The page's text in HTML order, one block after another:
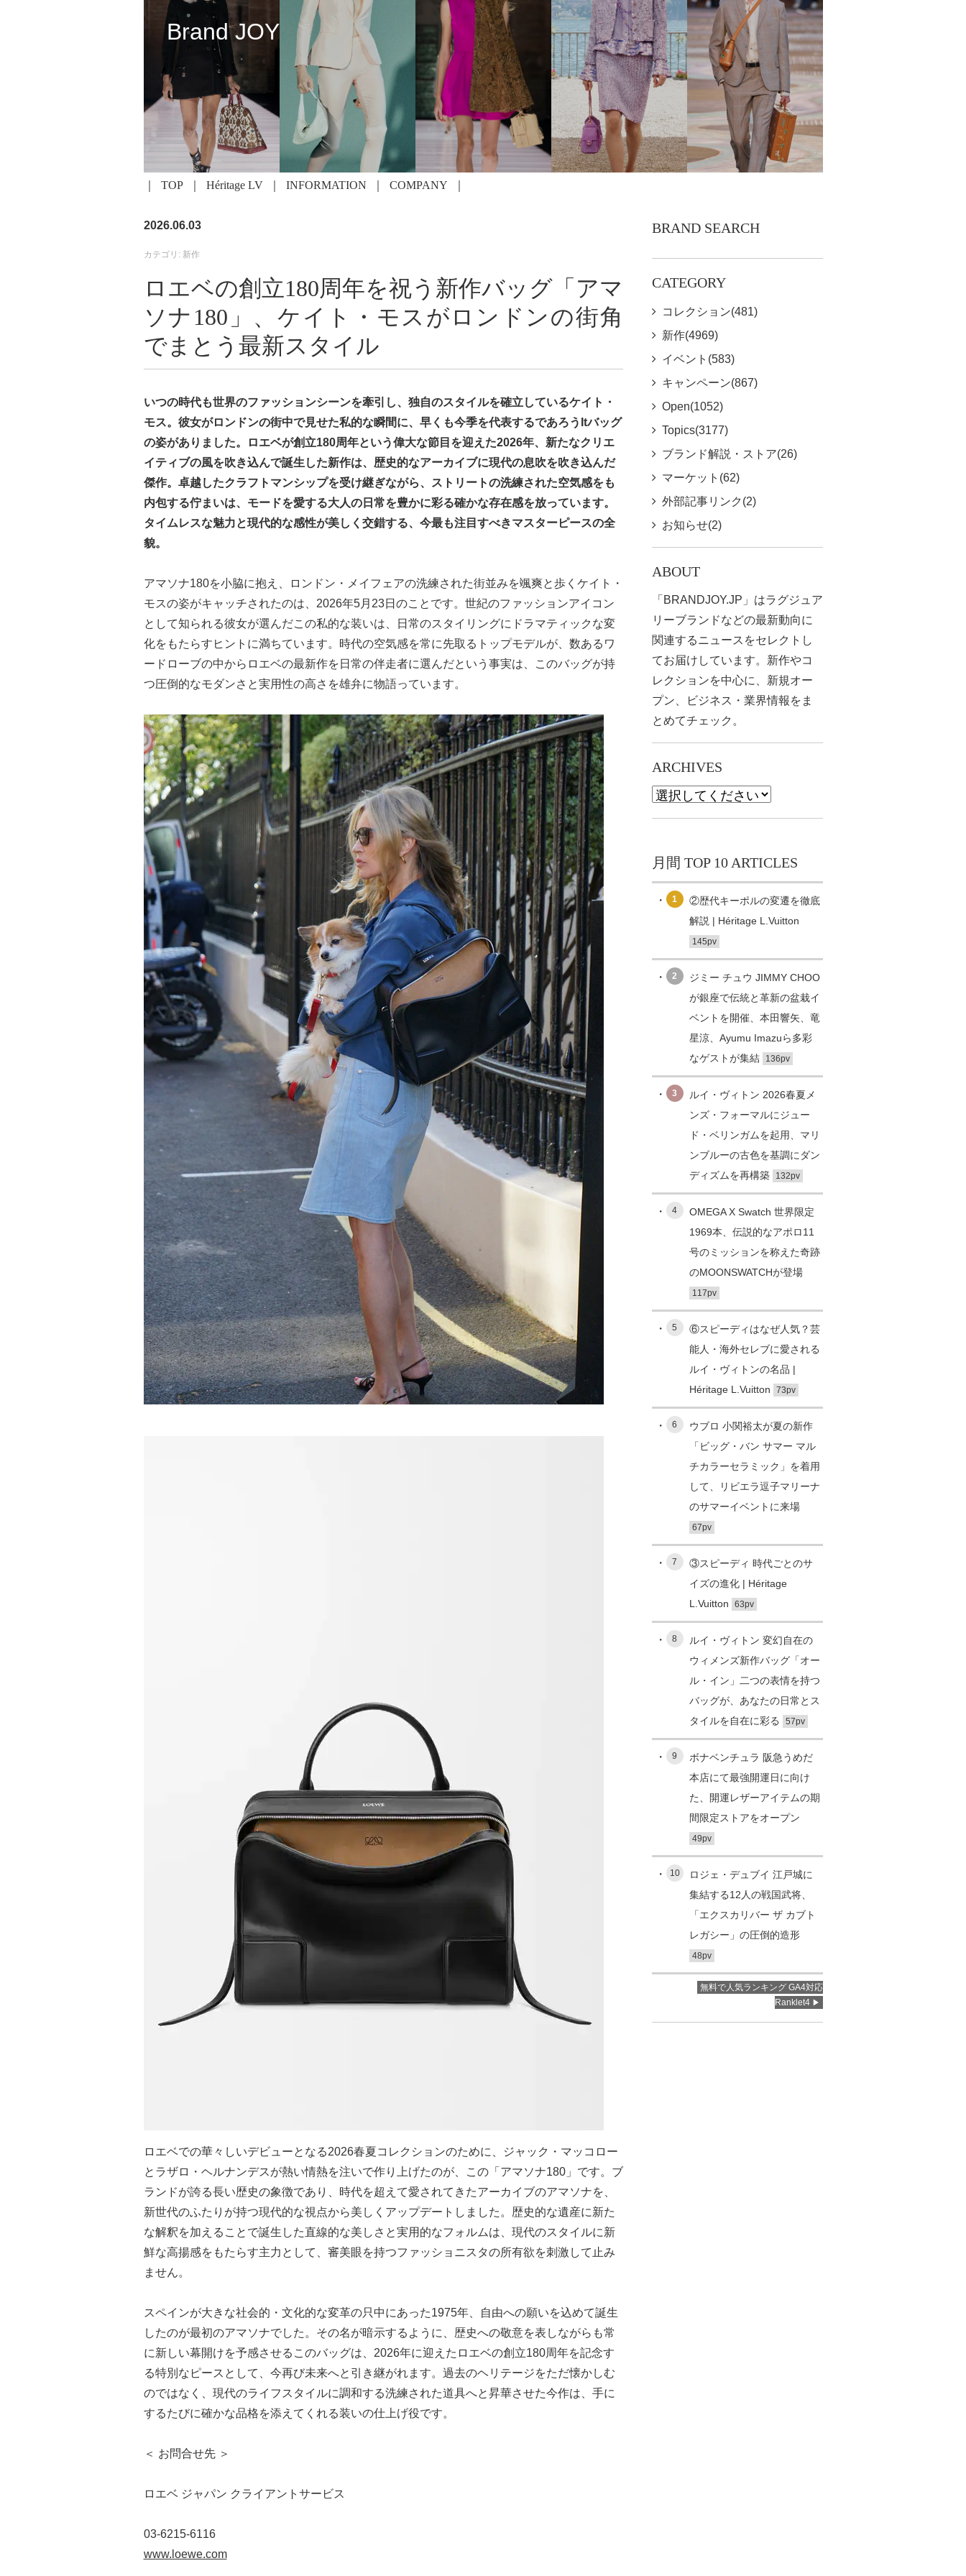
Brand JOY
TOP Héritage LV INFORMATION COMPANY
2026.06.03
カテゴリ: 新作
ロエベの創立180周年を祝う新作バッグ「アマ
ソナ180」、ケイト・モスがロンドンの街角
でまとう最新スタイル
いつの時代も世界のファッションシーンを牽引し、独自のスタイルを確立しているケイト・
モス。彼女がロンドンの街中で見せた私的な瞬間に、早くも今季を代表するであろうItバッグ
の姿がありました。ロエベが創立180周年という偉大な節目を迎えた2026年、新たなクリエ
イティブの風を吹き込んで誕生した新作は、歴史的なアーカイブに現代の息吹を吹き込んだ
傑作。卓越したクラフトマンシップを受け継ぎながら、ストリートの洗練された空気感をも
内包する佇まいは、モードを愛する大人の日常を豊かに彩る確かな存在感を放っています。
タイムレスな魅力と現代的な感性が美しく交錯する、今最も注目すべきマスターピースの全
貌。
アマソナ180を小脇に抱え、ロンドン・メイフェアの洗練された街並みを颯爽と歩くケイト・
モスの姿がキャッチされたのは、2026年5月23日のことです。世紀のファッションアイコン
として知られる彼女が選んだこの私的な装いは、日常のスタイリングにドラマティックな変
化をもたらすヒントに満ちています。時代の空気感を常に先取るトップモデルが、数あるワ
ードローブの中からロエベの最新作を日常の伴走者に選んだという事実は、このバッグが持
つ圧倒的なモダンさと実用性の高さを雄弁に物語っています。
ロエベでの華々しいデビューとなる2026春夏コレクションのために、ジャック・マッコロー
とラザロ・ヘルナンデスが熱い情熱を注いで作り上げたのが、この「アマソナ180」です。ブ
ランドが誇る長い歴史の象徴であり、時代を超えて愛されてきたアーカイブのアマソナを、
新世代のふたりが持つ現代的な視点から美しくアップデートしました。歴史的な遺産に新た
な解釈を加えることで誕生した直線的な美しさと実用的なフォルムは、現代のスタイルに新
鮮な高揚感をもたらす主力として、審美眼を持つファッショニスタの所有欲を刺激して止み
ません。
スペインが大きな社会的・文化的な変革の只中にあった1975年、自由への願いを込めて誕生
したのが最初のアマソナでした。その名が暗示するように、歴史への敬意を表しながらも常
に新しい幕開けを予感させるこのバッグは、2026年に迎えたロエベの創立180周年を記念す
る特別なピースとして、今再び未来へと引き継がれます。過去のヘリテージをただ懐かしむ
のではなく、現代のライフスタイルに調和する洗練された道具へと昇華させた今作は、手に
するたびに確かな品格を添えてくれる装いの仕上げ役です。
＜ お問合せ先 ＞
ロエベ ジャパン クライアントサービス
03-6215-6116
www.loewe.com
BRAND SEARCH
CATEGORY
コレクション(481)
新作(4969)
イベント(583)
キャンペーン(867)
Open(1052)
Topics(3177)
ブランド解説・ストア(26)
マーケット(62)
外部記事リンク(2)
お知らせ(2)
ABOUT
「BRANDJOY.JP」はラグジュア
リーブランドなどの最新動向に
関連するニュースをセレクトし
てお届けしています。新作やコ
レクションを中心に、新規オー
プン、ビジネス・業界情報をま
とめてチェック。
ARCHIVES
月間 TOP 10 ARTICLES
1
②歴代キーポルの変遷を徹底
解説 | Héritage L.Vuitton
145pv
2
ジミー チュウ JIMMY CHOO
が銀座で伝統と革新の盆栽イ
ベントを開催、本田響矢、竜
星涼、Ayumu Imazuら多彩
なゲストが集結
136pv
3
ルイ・ヴィトン 2026春夏メ
ンズ・フォーマルにジュー
ド・ベリンガムを起用、マリ
ンブルーの古色を基調にダン
ディズムを再構築
132pv
4
OMEGA X Swatch 世界限定
1969本、伝説的なアポロ11
号のミッションを称えた奇跡
のMOONSWATCHが登場
117pv
5
⑥スピーディはなぜ人気？芸
能人・海外セレブに愛される
ルイ・ヴィトンの名品 |
Héritage L.Vuitton
73pv
6
ウブロ 小関裕太が夏の新作
「ビッグ・バン サマー マル
チカラーセラミック」を着用
して、リビエラ逗子マリーナ
のサマーイベントに来場
67pv
7
③スピーディ 時代ごとのサ
イズの進化 | Héritage
L.Vuitton
63pv
8
ルイ・ヴィトン 変幻自在の
ウィメンズ新作バッグ「オー
ル・イン」二つの表情を持つ
バッグが、あなたの日常とス
タイルを自在に彩る
57pv
9
ボナベンチュラ 阪急うめだ
本店にて最強開運日に向け
た、開運レザーアイテムの期
間限定ストアをオープン
49pv
10
ロジェ・デュブイ 江戸城に
集結する12人の戦国武将、
「エクスカリバー ザ カブト
レガシー」の圧倒的造形
48pv
無料で人気ランキング GA4対応
Ranklet4